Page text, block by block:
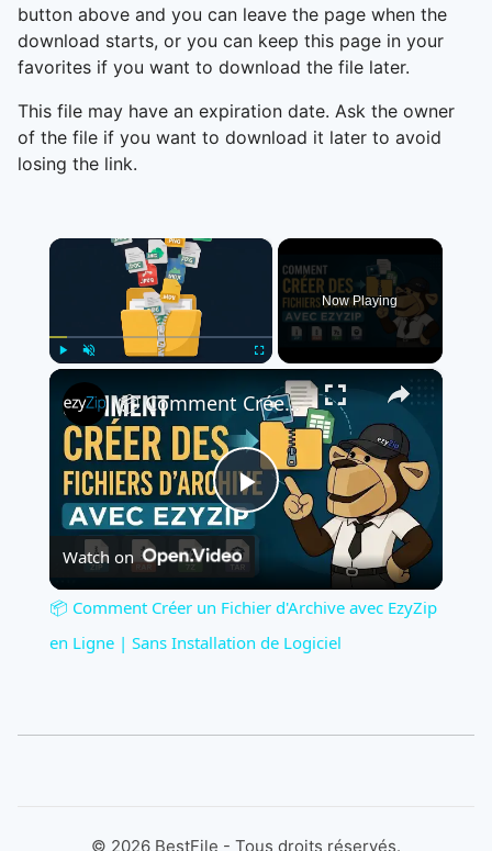
button above and you can leave the page when the
download starts, or you can keep this page in your
favorites if you want to download the file later.
This file may have an expiration date. Ask the owner
of the file if you want to download it later to avoid
losing the link.
×
Now Playing
×
Play
Video
📦 Comment Créer un Fichier d'Archive avec EzyZip en Ligne | Sans Installation de Logiciel
Watch on
📦 Comment Créer un Fichier d'Archive avec EzyZip
en Ligne | Sans Installation de Logiciel
© 2026 BestFile - Tous droits réservés.